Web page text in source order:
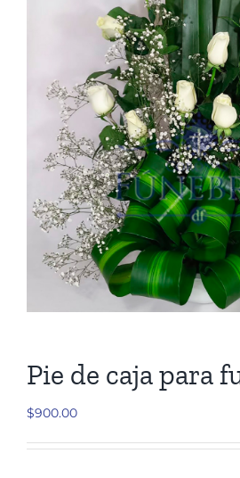
Medallones
Cubre cajas
Ramos
Mensajes
Pie de caja para
$900.00